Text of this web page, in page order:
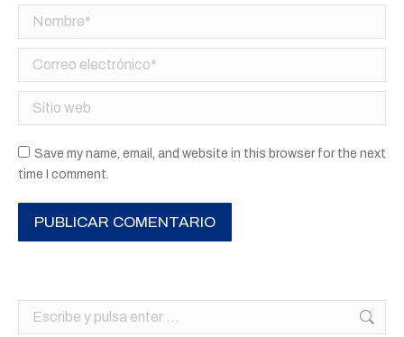
Nombre *
Correo electrónico *
Sitio web
Save my name, email, and website in this browser for the next
time I comment.
PUBLICAR COMENTARIO
Buscar: